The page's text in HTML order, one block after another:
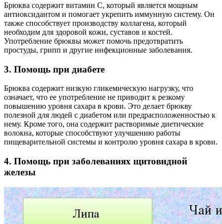
Брюква содержит витамин C, который является мощным
антиоксидантом и помогает укрепить иммунную систему. Он
также способствует производству коллагена, который
необходим для здоровой кожи, суставов и костей.
Употребление брюквы может помочь предотвратить
простуды, грипп и другие инфекционные заболевания.
3. Помощь при диабете
Брюква содержит низкую гликемическую нагрузку, что
означает, что ее употребление не приводит к резкому
повышению уровня сахара в крови. Это делает брюкву
полезной для людей с диабетом или предрасположенностью к
нему. Кроме того, она содержит растворимые диетические
волокна, которые способствуют улучшению работы
пищеварительной системы и контролю уровня сахара в крови.
4. Помощь при заболеваниях щитовидной
железы